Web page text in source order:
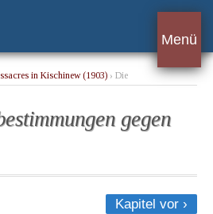
Menü
in Kischinew (1903) › Die
gegen
Kapitel vor ›